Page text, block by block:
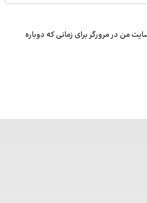
من در مرورگر برای زمانی که دوباره